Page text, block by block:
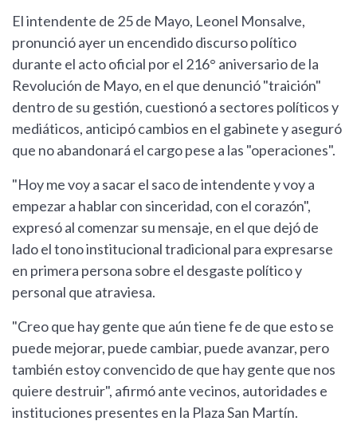
El intendente de 25 de Mayo, Leonel Monsalve,
pronunció ayer un encendido discurso político
durante el acto oficial por el 216° aniversario de la
Revolución de Mayo, en el que denunció "traición"
dentro de su gestión, cuestionó a sectores políticos y
mediáticos, anticipó cambios en el gabinete y aseguró
que no abandonará el cargo pese a las "operaciones".
"Hoy me voy a sacar el saco de intendente y voy a
empezar a hablar con sinceridad, con el corazón",
expresó al comenzar su mensaje, en el que dejó de
lado el tono institucional tradicional para expresarse
en primera persona sobre el desgaste político y
personal que atraviesa.
"Creo que hay gente que aún tiene fe de que esto se
puede mejorar, puede cambiar, puede avanzar, pero
también estoy convencido de que hay gente que nos
quiere destruir", afirmó ante vecinos, autoridades e
instituciones presentes en la Plaza San Martín.